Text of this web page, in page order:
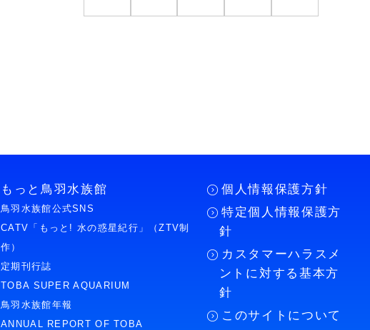
もっと鳥羽水族館
鳥羽水族館公式SNS
CATV「もっと! 水の惑星紀行」（ZTV制
作）
定期刊行誌
TOBA SUPER AQUARIUM
鳥羽水族館年報
ANNUAL REPORT OF TOBA
個人情報保護方針
特定個人情報保護方
針
カスタマーハラスメ
ントに対する基本方
針
このサイトについて